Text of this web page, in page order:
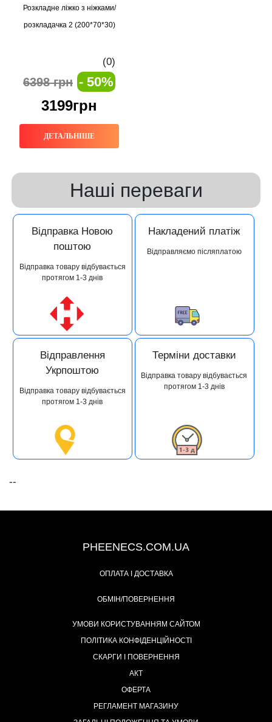
Розкладне ліжко з ніжками/
розкладачка 2 (200*70*30)
(0)
6398 грн - 50%
3199грн
ДЕТАЛЬНІШЕ
Наші переваги
Відправка Новою
поштою
Відправка товару відбувається
протягом 1-3 днів
Накладений платіж
Відправляємо післяплатою
Відправлення
Укрпоштою
Відправка товару відбувається
протягом 1-3 днів
Терміни доставки
Відправка товару відбувається
протягом 1-3 днів
--
PHEENECS.COM.UA
ОПЛАТА І ДОСТАВКА
ОБМІН/ПОВЕРНЕННЯ
УМОВИ КОРИСТУВАННЯМ САЙТОМ
ПОЛІТИКА КОНФІДЕНЦІЙНОСТІ
СКАРГИ І ПОВЕРНЕННЯ
АКТ
ОФЕРТА
РЕГЛАМЕНТ МАГАЗИНУ